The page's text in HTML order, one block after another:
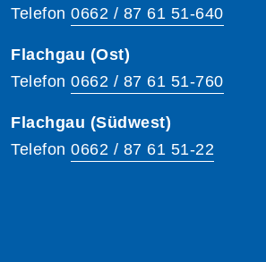
Telefon 0662 / 87 61 51-640
Flachgau (Ost)
Telefon 0662 / 87 61 51-760
Flachgau (Südwest)
Telefon 0662 / 87 61 51-22